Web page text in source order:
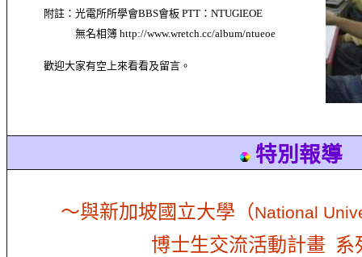
附註：光電所所學會BBS會板 PTT ： NTUGIEOE
無名相簿 http://www.wretch.cc/album/ntueoe
歡迎大家有空上來看看及留言。
特別報導
～與新加坡國立大學（National
博士生交流活動計畫 系